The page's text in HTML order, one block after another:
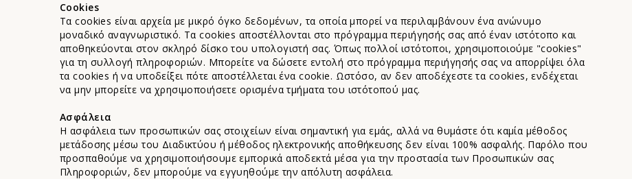
Cookies
Τα cookies είναι αρχεία με μικρό όγκο δεδομένων, τα οποία μπορεί να περιλαμβάνουν ένα ανώνυμο
μοναδικό αναγνωριστικό. Τα cookies αποστέλλονται στο πρόγραμμα περιήγησής σας από έναν ιστότοπο και
αποθηκεύονται στον σκληρό δίσκο του υπολογιστή σας. Όπως πολλοί ιστότοποι, χρησιμοποιούμε "cookies"
για τη συλλογή πληροφοριών. Μπορείτε να δώσετε εντολή στο πρόγραμμα περιήγησής σας να απορρίψει όλα
τα cookies ή να υποδείξει πότε αποστέλλεται ένα cookie. Ωστόσο, αν δεν αποδέχεστε τα cookies, ενδέχεται
να μην μπορείτε να χρησιμοποιήσετε ορισμένα τμήματα του ιστότοπού μας.
Ασφάλεια
Η ασφάλεια των προσωπικών σας στοιχείων είναι σημαντική για εμάς, αλλά να θυμάστε ότι καμία μέθοδος
μετάδοσης μέσω του Διαδικτύου ή μέθοδος ηλεκτρονικής αποθήκευσης δεν είναι 100% ασφαλής. Παρόλο που
προσπαθούμε να χρησιμοποιήσουμε εμπορικά αποδεκτά μέσα για την προστασία των Προσωπικών σας
Πληροφοριών, δεν μπορούμε να εγγυηθούμε την απόλυτη ασφάλεια.